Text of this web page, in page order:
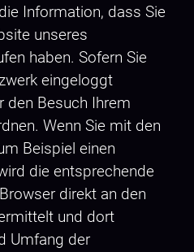
Information, dass Sie
unseres
haben. Sofern Sie
eingeloggt
den Besuch Ihrem
Wenn Sie mit den
Beispiel einen
die entsprechende
direkt an den
und dort
Umfang der